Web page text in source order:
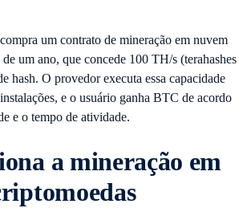
um contrato de mineração em nuvem
um ano, que concede 100 TH/s (terahashes
hash. O provedor executa essa capacidade
e o usuário ganha BTC de acordo
e o tempo de atividade.
a mineração em